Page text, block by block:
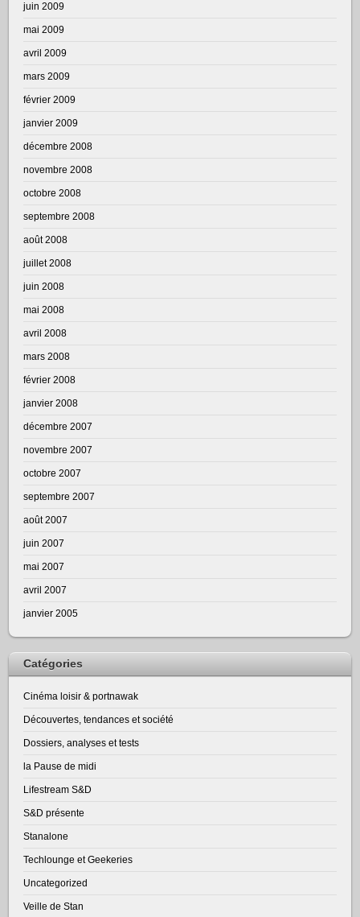
juin 2009
mai 2009
avril 2009
mars 2009
février 2009
janvier 2009
décembre 2008
novembre 2008
octobre 2008
septembre 2008
août 2008
juillet 2008
juin 2008
mai 2008
avril 2008
mars 2008
février 2008
janvier 2008
décembre 2007
novembre 2007
octobre 2007
septembre 2007
août 2007
juin 2007
mai 2007
avril 2007
janvier 2005
Catégories
Cinéma loisir & portnawak
Découvertes, tendances et société
Dossiers, analyses et tests
la Pause de midi
Lifestream S&D
S&D présente
Stanalone
Techlounge et Geekeries
Uncategorized
Veille de Stan